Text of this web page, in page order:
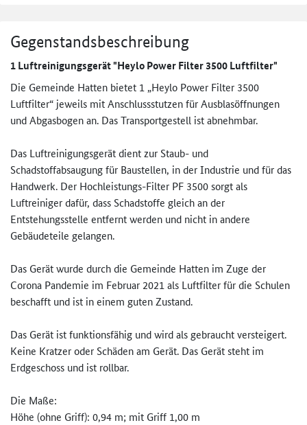
Gegenstandsbeschreibung
1 Luftreinigungsgerät "Heylo Power Filter 3500 Luftfilter"
Die Gemeinde Hatten bietet 1 „Heylo Power Filter 3500
Luftfilter“ jeweils mit Anschlussstutzen für Ausblasöffnungen
und Abgasbogen an. Das Transportgestell ist abnehmbar.
Das Luftreinigungsgerät dient zur Staub- und
Schadstoffabsaugung für Baustellen, in der Industrie und für das
Handwerk. Der Hochleistungs-Filter PF 3500 sorgt als
Luftreiniger dafür, dass Schadstoffe gleich an der
Entstehungsstelle entfernt werden und nicht in andere
Gebäudeteile gelangen.
Das Gerät wurde durch die Gemeinde Hatten im Zuge der
Corona Pandemie im Februar 2021 als Luftfilter für die Schulen
beschafft und ist in einem guten Zustand.
Das Gerät ist funktionsfähig und wird als gebraucht versteigert.
Keine Kratzer oder Schäden am Gerät. Das Gerät steht im
Erdgeschoss und ist rollbar.
Die Maße:
Höhe (ohne Griff): 0,94 m; mit Griff 1,00 m